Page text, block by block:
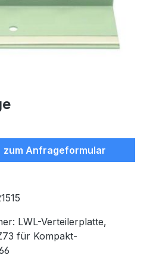
Anzahl: Gib den
zum Anfrageformular
LWL-Verteilerplatte,
für Kompakt-